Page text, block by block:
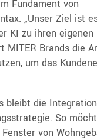
Fundament von
„Unser Ziel ist
KI zu ihren eigenen
MITER Brands die
um das
bleibt die
So
von